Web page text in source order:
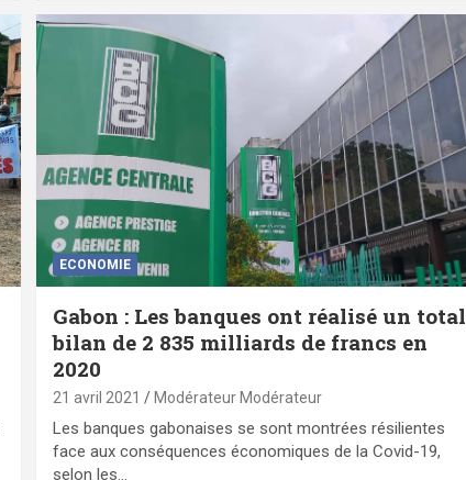
ECONOMIE
Gabon : Les banques ont réalisé un total
bilan de 2 835 milliards de francs en
2020
21 avril 2021 Modérateur Modérateur
Les banques gabonaises se sont montrées résilientes
face aux conséquences économiques de la Covid-19,
selon les…